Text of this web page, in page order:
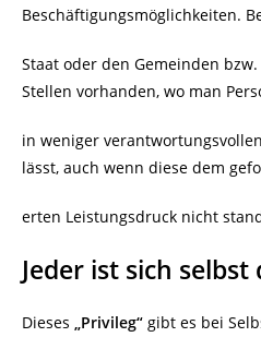
Beschäftigungsmöglichkeiten.
Staat oder den Gemeinden
Stellen vorhanden, wo man
in weniger
lässt, auch wenn diese dem
erten Leistungsdruck nicht
Jeder ist sich
Dieses „Privileg“ gibt es bei